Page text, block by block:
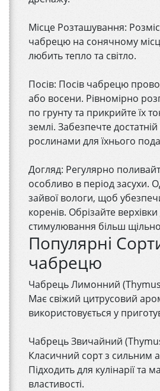
Місце Розташування:
чабрецю на сонячному
любить тепло та світло.
Посів: Посів чабрецю
або восени. Рівномірно
по грунту та прикрийте їх
землі. Забезпечте достатній
рослинами для їхнього
Догляд: Регулярно
особливо в період засухи.
зайвої вологи, щоб
коренів. Обрізайте
стимулювання більш
Популярні
чабрецю
Чабрець Лимонний
Має свіжий цитрусовий
використовується у
Чабрець Звичайний
Класичний сорт з сильним
Підходить для кулінарії та
властивості.